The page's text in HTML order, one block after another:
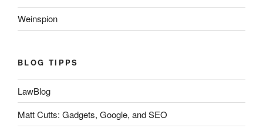
Weinspion
BLOG TIPPS
LawBlog
Matt Cutts: Gadgets, Google, and SEO